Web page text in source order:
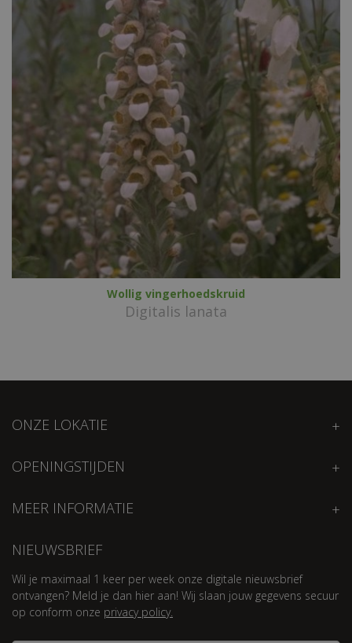
Wollig vingerhoedskruid
Digitalis lanata
ONZE LOKATIE
OPENINGSTIJDEN
MEER INFORMATIE
NIEUWSBRIEF
Wil je maximaal 1 keer per week onze digitale nieuwsbrief
ontvangen? Meld je dan hier aan! Wij slaan jouw gegevens secuur
op conform onze privacy policy.